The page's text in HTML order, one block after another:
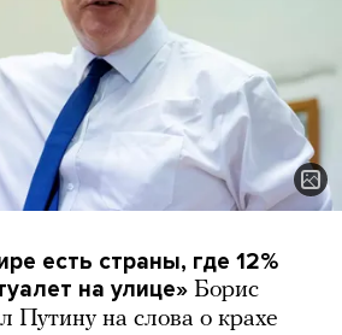
есть страны, где 12%
на улице» Борис
Путину на слова о крахе